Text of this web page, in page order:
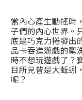
當內心產生動搖時
子們的內心世界。
底是巧克力捲發出
品卡吞進遊戲的聖
時不想玩遊戲了？
目所見皆是大蚯蚓
呢？